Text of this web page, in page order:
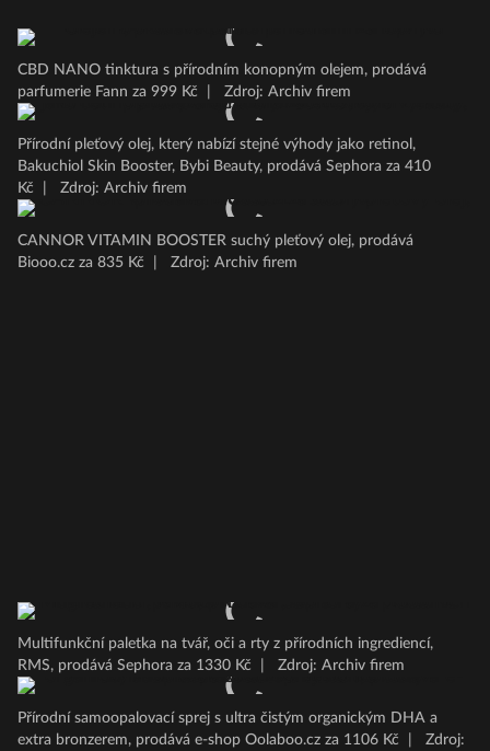
CBD NANO tinktura s přírodním konopným olejem, prodává
parfumerie Fann za 999 Kč
Zdroj: Archiv firem
Přírodní pleťový olej, který nabízí stejné výhody jako retinol,
Bakuchiol Skin Booster, Bybi Beauty, prodává Sephora za 410
Kč
Zdroj: Archiv firem
CANNOR VITAMIN BOOSTER suchý pleťový olej, prodává
Biooo.cz za 835 Kč
Zdroj: Archiv firem
Multifunkční paletka na tvář, oči a rty z přírodních ingrediencí,
RMS, prodává Sephora za 1330 Kč
Zdroj: Archiv firem
Přírodní samoopalovací sprej s ultra čistým organickým DHA a
extra bronzerem, prodává e-shop Oolaboo.cz za 1106 Kč
Zdroj: